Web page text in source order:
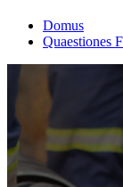
Domus
Quaestiones